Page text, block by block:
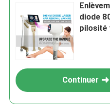
diode
pilosité
Continuer